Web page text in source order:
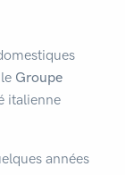
Groupe
italienne
années